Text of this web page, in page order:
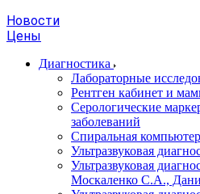
Новости
Цены
Диагностика
Лабораторные
Рентген кабинет и
Серологические
заболеваний
Спиральная
Ультразвуковая
Ультразвуковая
Москаленко С.А.,